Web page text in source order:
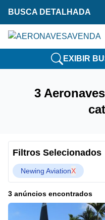
BUSCA DETALHADA
EXIBIR
3
Filtros Selecionados
Newing AviationX
3 anúncios encontrados